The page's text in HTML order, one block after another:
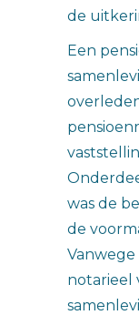
de
Een
was de
de
notarieel